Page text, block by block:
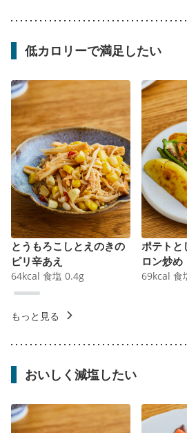
低カロリーで満足したい
とうもろこしとえのきの
ピリ辛あえ
64kcal 食塩 0.4g
ポテトと
ロン炒め
69kcal 食
もっと見る
おいしく減塩したい